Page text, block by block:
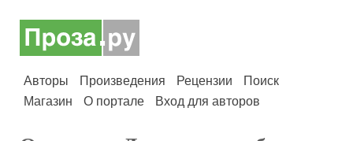
Авторы Произведения Рецензии
Поиск
Магазин
О портале Вход для авторов